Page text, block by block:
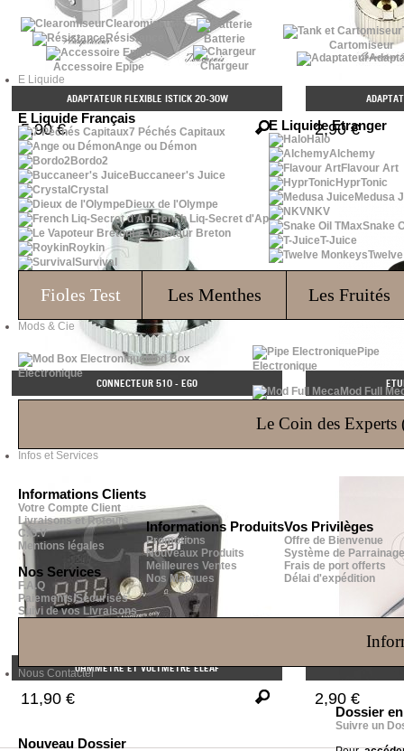
Clearomiseur
Résistance
Accessoire Epipe
Batterie
Chargeur
Cartomiseur
E Liquide
E Liquide Français
7 Péchés Capitaux
Ange ou Démon
Bordo2
Buccaneer's Juice
Crystal
Dieux de l'Olympe
French Liq-Secret d'Ap
Le Vapoteur Breton
Roykin
Survival
E Liquide Etranger
Halo
Alchemy
Flavour Art
HyprTonic
Medusa
NKV
Snake
T-Juice
Fioles Test Les Menthes Les Fruités
Mods & Cie
Mod Box
Electronique
Pipe
Electronique
Mod Full
Le Coin des Experts
Infos et Services
Informations Clients
Votre Compte Client
Livraisons et Retours
C.G.V
Mentions légales
Nos Services
F.A.Q
Paiements Sécurisés
Suivi de vos Livraisons
Informations Produits
Promotions
Nouveaux Produits
Meilleures Ventes
Nos Marques
Vos Privilèges
Offre de Bienvenue
Système de Parrainage
Frais de port offerts
Délai d'expédition
Nous Contacter
Nouveau Dossier
Dossier
Suivre un
ADAPTATEUR FLEXIBLE ISTICK 20-30W
5,90 € 2,90 €
CONNECTEUR 510 - EGO
4,90 €
OHMMÈTRE ET VOLTMÈTRE ELEAF
11,90 € 2,90 €